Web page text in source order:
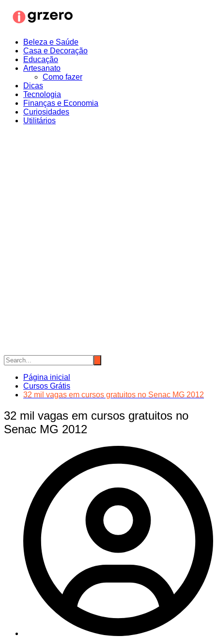
para
Beleza e Saúde
Casa e Decoração
Educação
Artesanato
Como fazer
Dicas
Tecnologia
Finanças e Economia
Curiosidades
Utilitários
Página inicial
Cursos Grátis
32 mil vagas em cursos gratuitos no Senac MG 2012
32 mil vagas em cursos gratuitos no
Senac MG 2012